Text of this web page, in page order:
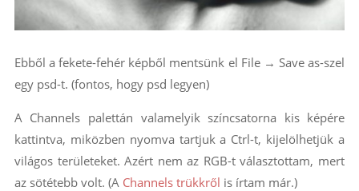
Ebből a fekete-fehér képből mentsünk el File → Save as-szel
egy psd-t. (fontos, hogy psd legyen)
A Channels palettán valamelyik színcsatorna kis képére
kattintva, miközben nyomva tartjuk a Ctrl-t, kijelölhetjük a
világos területeket. Azért nem az RGB-t választottam, mert
az sötétebb volt. (A Channels trükkről is írtam már.)